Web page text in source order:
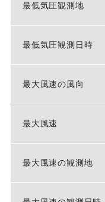
最低気圧観測地
最低気圧観測日時
最大風速の風向
最大風速
最大風速の観測地